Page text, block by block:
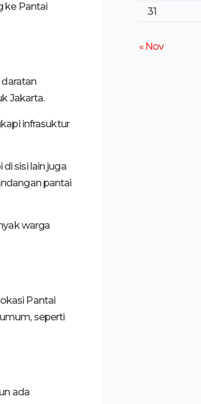
ke Pantai
Jakarta.
infrasuktur
sisi lain juga
pantai
warga
Pantai
seperti
ada
31
« Nov